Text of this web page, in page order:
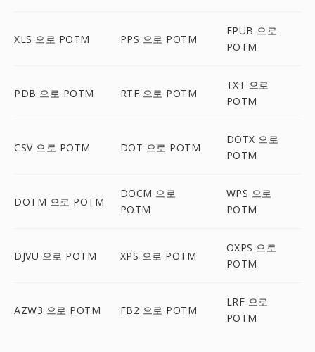
XLS 으로 POTM PPS 으로 POTM
EPUB 으로
POTM
PDB 으로 POTM RTF 으로 POTM
TXT 으로
POTM
CSV 으로 POTM DOT 으로 POTM
DOTX 으로
POTM
DOTM 으로 POTM
DOCM 으로
POTM
WPS 으로
POTM
DJVU 으로 POTM XPS 으로 POTM
OXPS 으로
POTM
AZW3 으로 POTM FB2 으로 POTM
LRF 으로
POTM